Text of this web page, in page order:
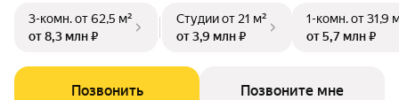
3-комн.от 62,5 м²
от 8,3 млн ₽
Студииот 21 м²
от 3,9 млн ₽
1-комн.от 31,9
от 5,7 млн ₽
Позвонить Позвоните мне